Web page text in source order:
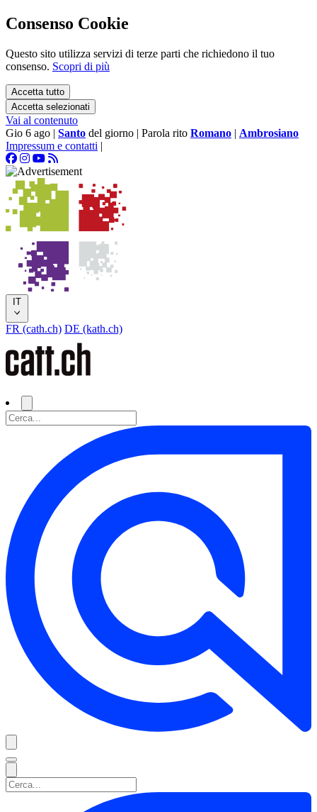
Consenso Cookie
Questo sito utilizza servizi di terze parti che richiedono il tuo
consenso. Scopri di più
Accetta tutto
Accetta selezionati
Vai al contenuto
Gio 6 ago | Santo del giorno | Parola rito Romano | Ambrosiano
Impressum e contatti |
IT
FR (cath.ch) DE (kath.ch)